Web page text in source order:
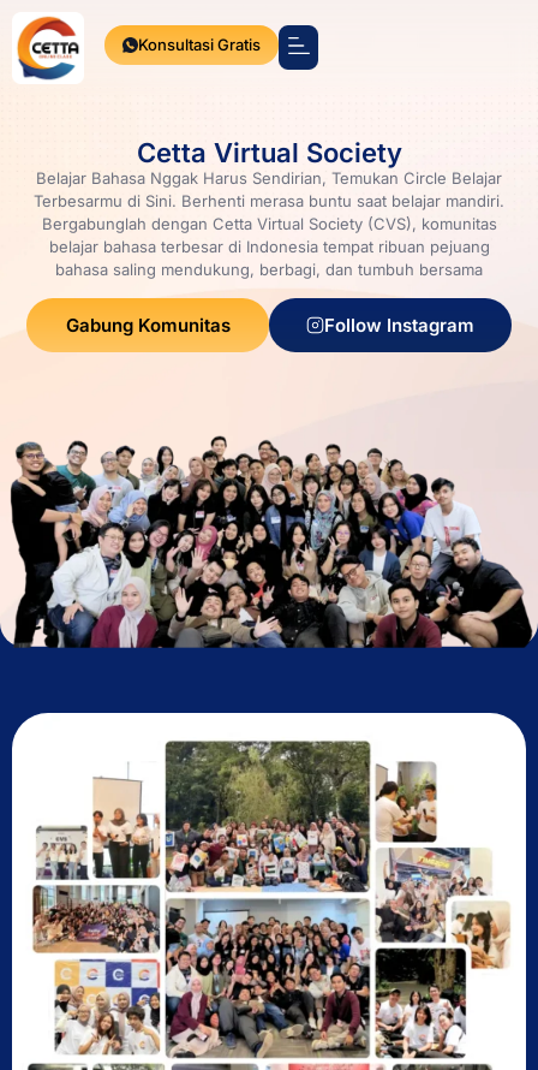
Konsultasi Gratis
Cetta Virtual Society
Belajar Bahasa Nggak Harus Sendirian, Temukan Circle Belajar
Terbesarmu di Sini. Berhenti merasa buntu saat belajar mandiri.
Bergabunglah dengan Cetta Virtual Society (CVS), komunitas
belajar bahasa terbesar di Indonesia tempat ribuan pejuang
bahasa saling mendukung, berbagi, dan tumbuh bersama
Gabung Komunitas Follow Instagram